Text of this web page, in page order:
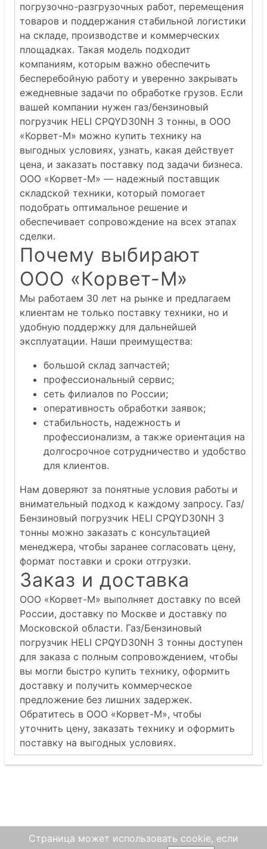
погрузочно-разгрузочных работ, перемещения
товаров и поддержания стабильной логистики
на складе, производстве и коммерческих
площадках. Такая модель подходит
компаниям, которым важно обеспечить
бесперебойную работу и уверенно закрывать
ежедневные задачи по обработке грузов. Если
вашей компании нужен газ/бензиновый
погрузчик HELI CPQYD30NH 3 тонны, в ООО
«Корвет-М» можно купить технику на
выгодных условиях, узнать, какая действует
цена, и заказать поставку под задачи бизнеса.
ООО «Корвет-М» — надежный поставщик
складской техники, который помогает
подобрать оптимальное решение и
обеспечивает сопровождение на всех этапах
сделки.
Почему выбирают
ООО «Корвет-М»
Мы работаем 30 лет на рынке и предлагаем
клиентам не только поставку техники, но и
удобную поддержку для дальнейшей
эксплуатации. Наши преимущества:
большой склад запчастей;
профессиональный сервис;
сеть филиалов по России;
оперативность обработки заявок;
стабильность, надежность и
профессионализм, а также ориентация на
долгосрочное сотрудничество и удобство
для клиентов.
Нам доверяют за понятные условия работы и
внимательный подход к каждому запросу. Газ/
Бензиновый погрузчик HELI CPQYD30NH 3
тонны можно заказать с консультацией
менеджера, чтобы заранее согласовать цену,
формат поставки и сроки отгрузки.
Заказ и доставка
ООО «Корвет-М» выполняет доставку по всей
России, доставку по Москве и доставку по
Московской области. Газ/Бензиновый
погрузчик HELI CPQYD30NH 3 тонны доступен
для заказа с полным сопровождением, чтобы
вы могли быстро купить технику, оформить
доставку и получить коммерческое
предложение без лишних задержек.
Обратитесь в ООО «Корвет-М», чтобы
уточнить цену, заказать технику и оформить
поставку на выгодных условиях.
Страница может использовать cookie, если